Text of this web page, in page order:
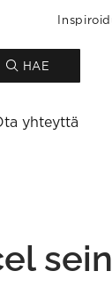
HAE
yhteyttä